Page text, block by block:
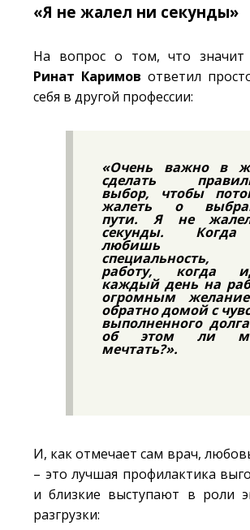
«Я не жалел ни секунды»
На вопрос о том, что
Ринат Каримов ответил
себя в другой профессии:
«Очень важно в
сделать
выбор, чтобы
жалеть о
пути. Я не
секунды.
любишь
специальность,
работу, когда
каждый день на
огромным
обратно домой с
выполненного
об этом ли
мечтать?».
И, как отмечает сам врач,
– это лучшая профилактика
и близкие выступают в роли
разгрузки: